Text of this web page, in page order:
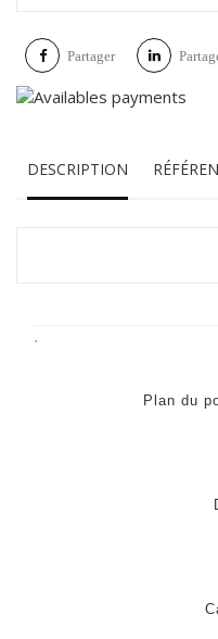
Partager
DESCRIPTION
.
Plan du